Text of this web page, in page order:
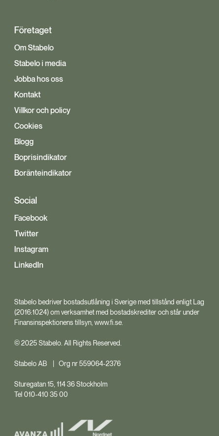
Företaget
Om Stabelo
Stabelo i media
Jobba hos oss
Kontakt
Villkor och policy
Cookies
Blogg
Boprisindikator
Boränteindikator
Social
Facebook
Twitter
Instagram
LinkedIn
Stabelo bedriver bostadsutlåning i Sverige med tillstånd enligt Lag
(2016:1024) om verksamhet med bostadskrediter och står under
Finansinspektionens tillsyn, www.fi.se.
© 2025 Stabelo. All Rights Reserved.
Stabelo AB | Org nr 559064-2376
Sturegatan 15, 114 36 Stockholm
Tel 010-410 35 00